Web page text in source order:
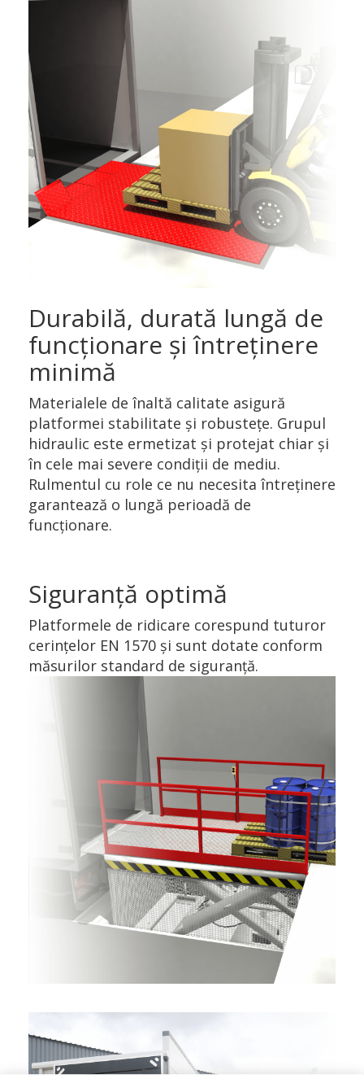
Durabilă, durată lungă de
funcţionare şi întreţinere
minimă
Materialele de înaltă calitate asigură
platformei stabilitate și robustețe. Grupul
hidraulic este ermetizat și protejat chiar şi
în cele mai severe condiții de mediu.
Rulmentul cu role ce nu necesita întreținere
garantează o lungă perioadă de
funcţionare.
Siguranță optimă
Platformele de ridicare corespund tuturor
cerințelor EN 1570 şi sunt dotate conform
măsurilor standard de siguranță.